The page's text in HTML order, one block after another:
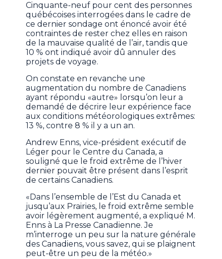
Cinquante-neuf pour cent des personnes
québécoises interrogées dans le cadre de
ce dernier sondage ont énoncé avoir été
contraintes de rester chez elles en raison
de la mauvaise qualité de l’air, tandis que
10 % ont indiqué avoir dû annuler des
projets de voyage.
On constate en revanche une
augmentation du nombre de Canadiens
ayant répondu «autre» lorsqu’on leur a
demandé de décrire leur expérience face
aux conditions météorologiques extrêmes:
13 %, contre 8 % il y a un an.
Andrew Enns, vice-président exécutif de
Léger pour le Centre du Canada, a
souligné que le froid extrême de l’hiver
dernier pouvait être présent dans l’esprit
de certains Canadiens.
«Dans l’ensemble de l’Est du Canada et
jusqu’aux Prairies, le froid extrême semble
avoir légèrement augmenté, a expliqué M.
Enns à La Presse Canadienne. Je
m’interroge un peu sur la nature générale
des Canadiens, vous savez, qui se plaignent
peut-être un peu de la météo.»